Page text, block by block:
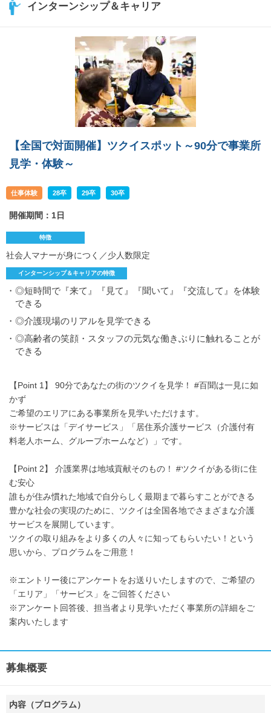
インターンシップ＆キャリア
【全国で対面開催】ツクイスポット～90分で事業所
見学・体験～
仕事体験 28卒 29卒 30卒
開催期間：1日
特徴
社会人マナーが身につく／少人数限定
インターンシップ＆キャリアの特徴
・◎短時間で『来て』『見て』『聞いて』『交流して』を体験
できる
・◎介護現場のリアルを見学できる
・◎高齢者の笑顔・スタッフの元気な働きぶりに触れることが
できる
【Point 1】 90分であなたの街のツクイを見学！ #百聞は一見に如
かず
ご希望のエリアにある事業所を見学いただけます。
※サービスは「デイサービス」「居住系介護サービス（介護付有
料老人ホーム、グループホームなど）」です。
【Point 2】 介護業界は地域貢献そのもの！ #ツクイがある街に住
む安心
誰もが住み慣れた地域で自分らしく最期まで暮らすことができる
豊かな社会の実現のために、ツクイは全国各地でさまざまな介護
サービスを展開しています。
ツクイの取り組みをより多くの人々に知ってもらいたい！という
思いから、プログラムをご用意！
※エントリー後にアンケートをお送りいたしますので、ご希望の
「エリア」「サービス」をご回答ください
※アンケート回答後、担当者より見学いただく事業所の詳細をご
案内いたします
募集概要
内容（プログラム）